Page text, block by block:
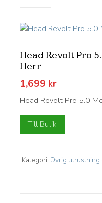
Head Revolt Pro
Herr
1,699 kr
Head Revolt Pro 5.0
Till Butik
Kategori: Övrig utrustning